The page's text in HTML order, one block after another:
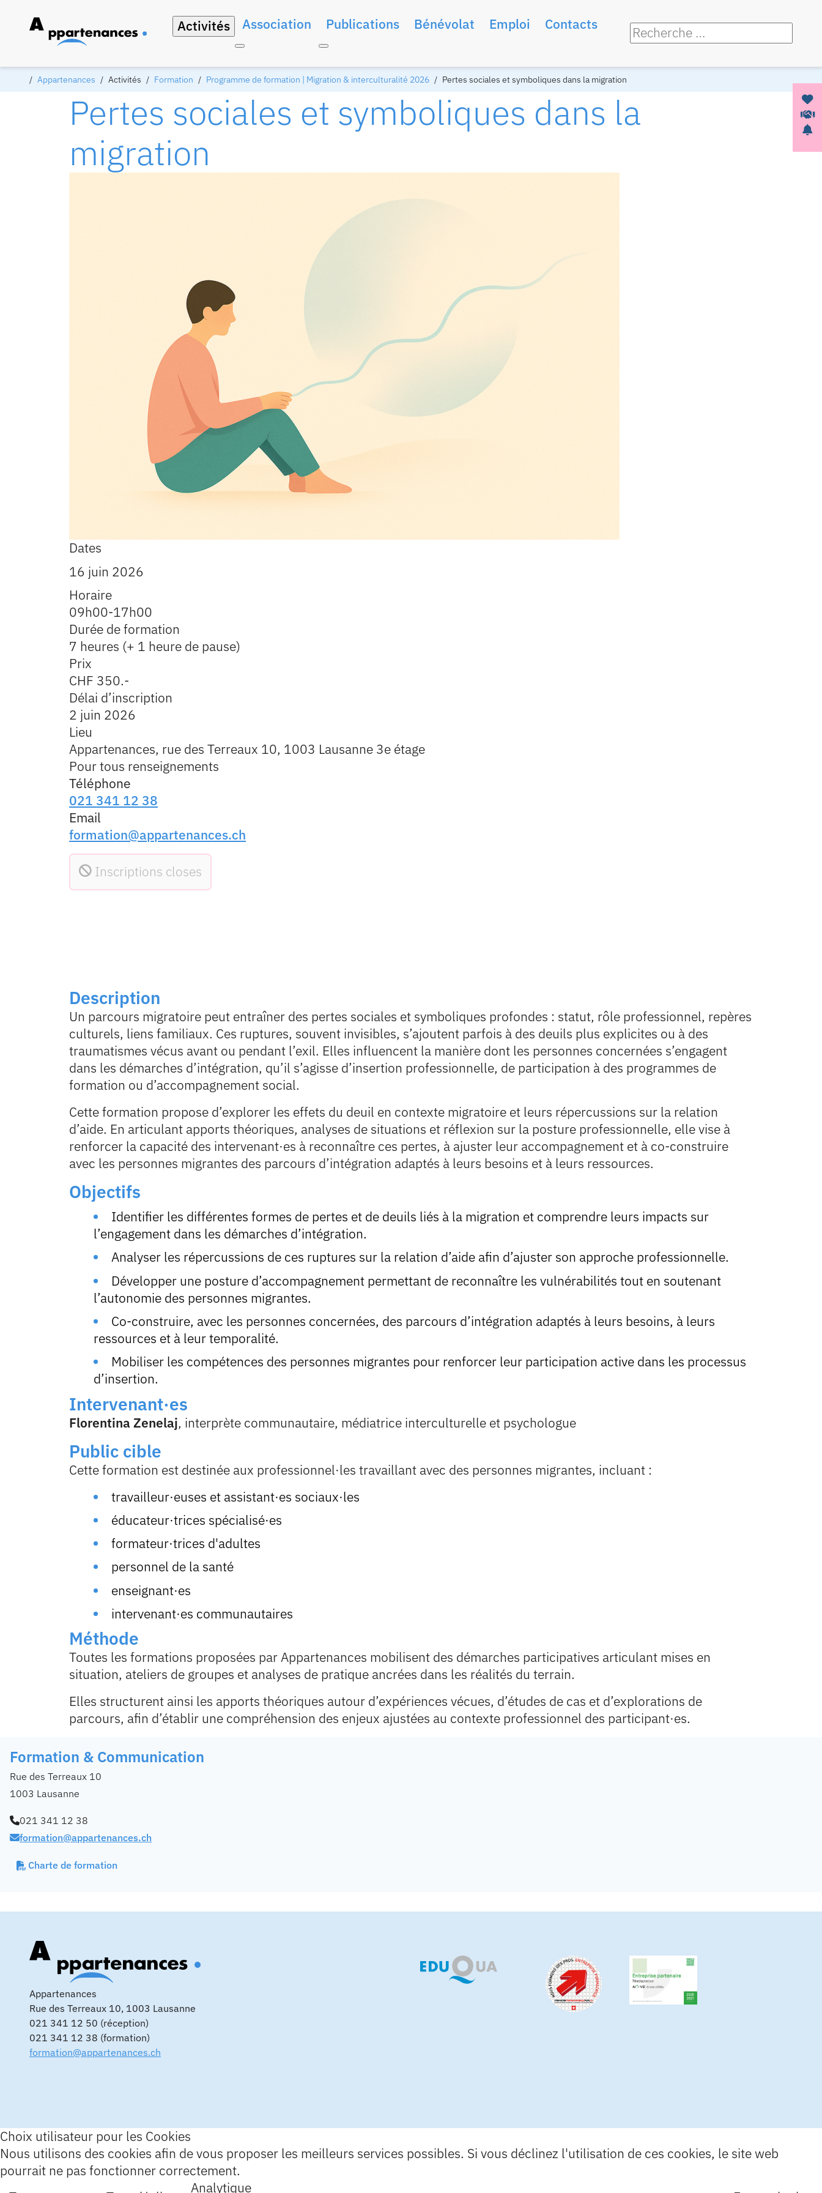
Activités Association Publications Bénévolat Emploi Contacts
Appartenances Activités Formation Programme de formation | Migration & interculturalité 2026 Pertes sociales et symboliques dans la migration
Pertes sociales et symboliques dans la
migration
Dates
16 juin 2026
Horaire
09h00-17h00
Durée de formation
7 heures (+ 1 heure de pause)
Prix
CHF 350.-
Délai d’inscription
2 juin 2026
Lieu
Appartenances, rue des Terreaux 10, 1003 Lausanne 3e étage
Pour tous renseignements
Téléphone
021 341 12 38
Email
formation@appartenances.ch
Inscriptions closes
Description
Un parcours migratoire peut entraîner des pertes sociales et symboliques profondes : statut, rôle professionnel, repères
culturels, liens familiaux. Ces ruptures, souvent invisibles, s’ajoutent parfois à des deuils plus explicites ou à des
traumatismes vécus avant ou pendant l’exil. Elles influencent la manière dont les personnes concernées s’engagent
dans les démarches d’intégration, qu’il s’agisse d’insertion professionnelle, de participation à des programmes de
formation ou d’accompagnement social.
Cette formation propose d’explorer les effets du deuil en contexte migratoire et leurs répercussions sur la relation
d’aide. En articulant apports théoriques, analyses de situations et réflexion sur la posture professionnelle, elle vise à
renforcer la capacité des intervenant·es à reconnaître ces pertes, à ajuster leur accompagnement et à co-construire
avec les personnes migrantes des parcours d’intégration adaptés à leurs besoins et à leurs ressources.
Objectifs
Identifier les différentes formes de pertes et de deuils liés à la migration et comprendre leurs impacts sur
l’engagement dans les démarches d’intégration.
Analyser les répercussions de ces ruptures sur la relation d’aide afin d’ajuster son approche professionnelle.
Développer une posture d’accompagnement permettant de reconnaître les vulnérabilités tout en soutenant
l’autonomie des personnes migrantes.
Co-construire, avec les personnes concernées, des parcours d’intégration adaptés à leurs besoins, à leurs
ressources et à leur temporalité.
Mobiliser les compétences des personnes migrantes pour renforcer leur participation active dans les processus
d’insertion.
Intervenant·es
Florentina Zenelaj, interprète communautaire, médiatrice interculturelle et psychologue
Public cible
Cette formation est destinée aux professionnel·les travaillant avec des personnes migrantes, incluant :
travailleur·euses et assistant·es sociaux·les
éducateur·trices spécialisé·es
formateur·trices d'adultes
personnel de la santé
enseignant·es
intervenant·es communautaires
Méthode
Toutes les formations proposées par Appartenances mobilisent des démarches participatives articulant mises en
situation, ateliers de groupes et analyses de pratique ancrées dans les réalités du terrain.
Elles structurent ainsi les apports théoriques autour d’expériences vécues, d’études de cas et d’explorations de
parcours, afin d’établir une compréhension des enjeux ajustées au contexte professionnel des participant·es.
Formation & Communication
Rue des Terreaux 10
1003 Lausanne
021 341 12 38
formation@appartenances.ch
Charte de formation
Appartenances
Rue des Terreaux 10, 1003 Lausanne
021 341 12 50 (réception)
021 341 12 38 (formation)
formation@appartenances.ch
Choix utilisateur pour les Cookies
Nous utilisons des cookies afin de vous proposer les meilleurs services possibles. Si vous déclinez l'utilisation de ces cookies, le site web
pourrait ne pas fonctionner correctement.
Analytique